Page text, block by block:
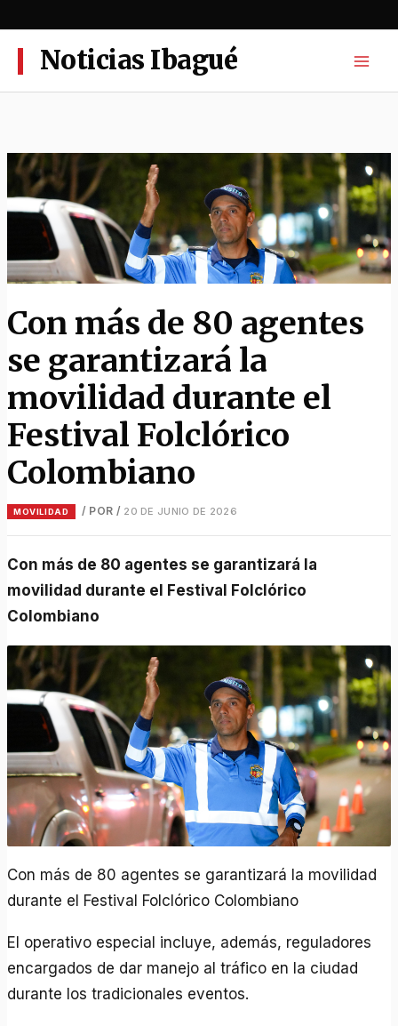
al
contenidoNoticias Ibagué
Con más de 80 agentes
se garantizará la
movilidad durante el
Festival Folclórico
Colombiano
MOVILIDAD / POR / 20 DE JUNIO DE 2026
Con más de 80 agentes se garantizará la
movilidad durante el Festival Folclórico
Colombiano
Con más de 80 agentes se garantizará la movilidad
durante el Festival Folclórico Colombiano
El operativo especial incluye, además, reguladores
encargados de dar manejo al tráfico en la ciudad
durante los tradicionales eventos.